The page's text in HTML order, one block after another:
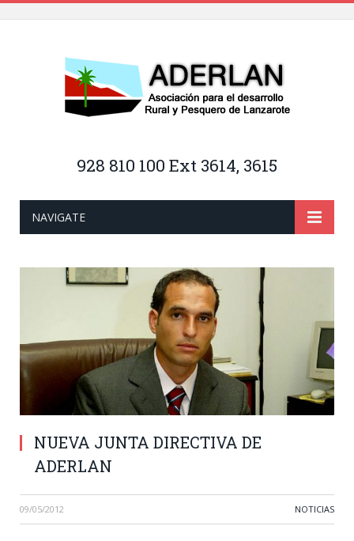
928 810 100 Ext 3614, 3615
NAVIGATE
NUEVA JUNTA DIRECTIVA DE
ADERLAN
09/05/2012 NOTICIAS